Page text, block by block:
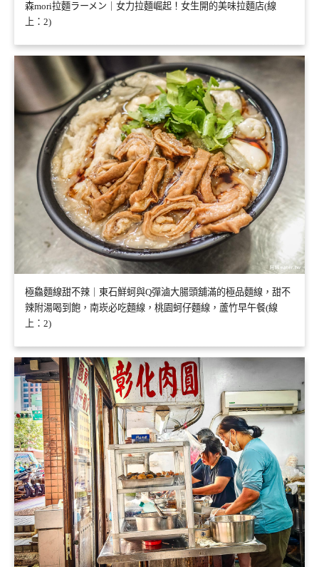
森mori拉麵ラーメン｜女力拉麵崛起！女生開的美味拉麵店(線
上：2)
極鱻麵線甜不辣｜東石鮮蚵與Q彈滷大腸頭舖滿的極品麵線，甜不
辣附湯喝到飽，南崁必吃麵線，桃園蚵仔麵線，蘆竹早午餐(線
上：2)